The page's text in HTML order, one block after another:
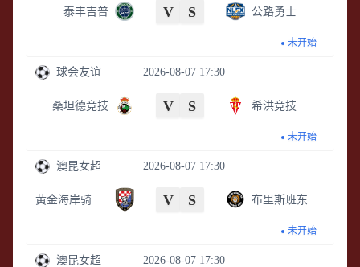
泰丰吉普 V S 公路勇士
未开始
2026-08-07 17:30
球会友谊
桑坦德竞技 V S 希洪竞技
未开始
2026-08-07 17:30
澳昆女超
V S
未开始
2026-08-07 17:30
澳昆女超